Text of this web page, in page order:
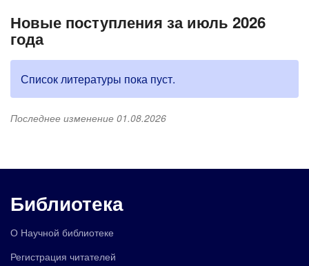
Новые поступления за июль 2026
года
Список литературы пока пуст.
Последнее изменение 01.08.2026
Библиотека
О Научной библиотеке
Регистрация читателей